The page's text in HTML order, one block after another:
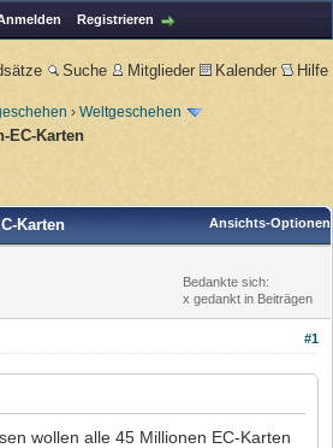
Registrieren
Suche Mitglieder Kalender Hilfe
› Weltgeschehen
EC-Karten
Ansichts-Optionen
Karten
Bedankte sich:
x gedankt in Beiträgen
#1
wollen alle 45 Millionen EC-Karten